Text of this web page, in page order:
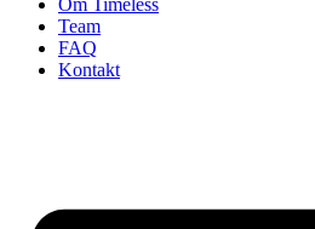
Om Timeless
Team
FAQ
Kontakt